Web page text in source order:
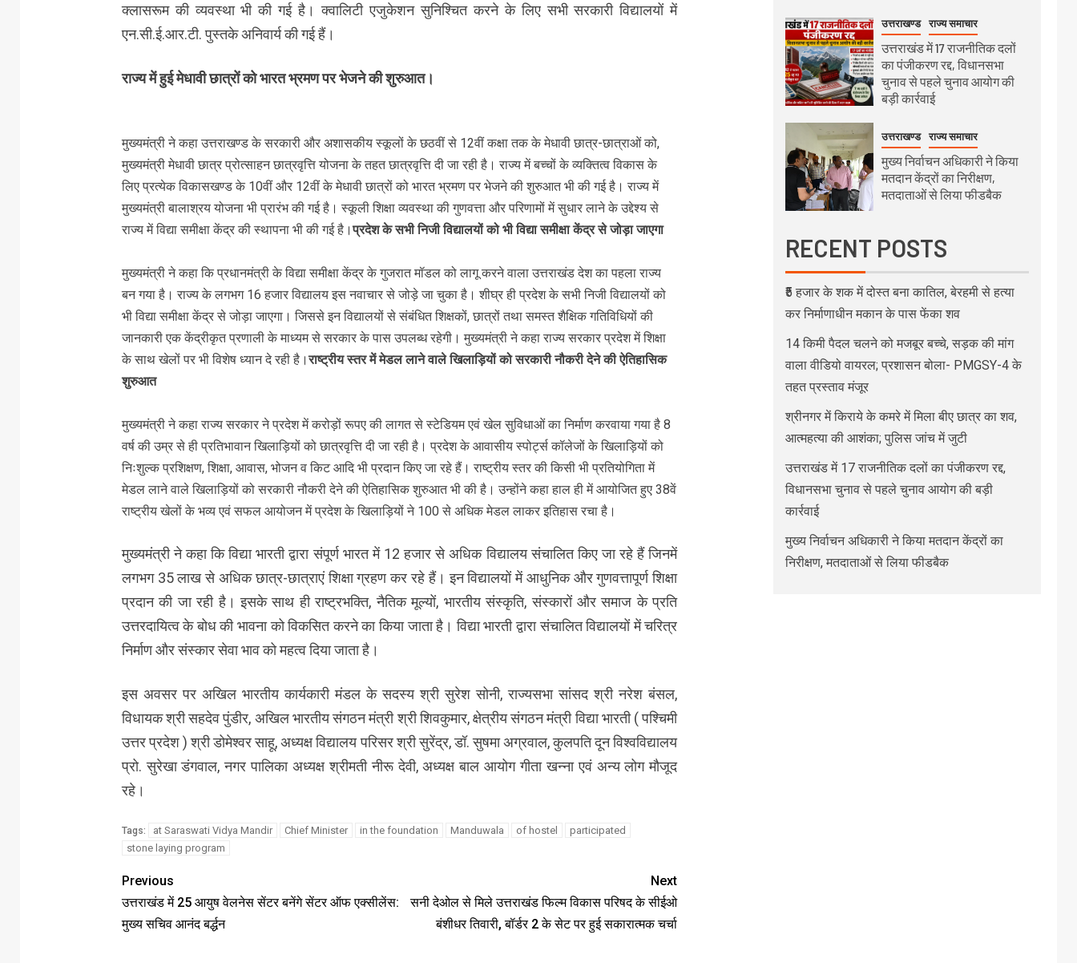
क्लासरूम की व्यवस्था भी की गई है। क्वालिटी एजुकेशन सुनिश्चित करने के लिए सभी सरकारी विद्यालयों में
एन.सी.ई.आर.टी. पुस्तके अनिवार्य की गई हैं।
राज्य में हुई मेधावी छात्रों को भारत भ्रमण पर भेजने की शुरुआत।
मुख्यमंत्री ने कहा उत्तराखण्ड के सरकारी और अशासकीय स्कूलों के छठवीं से 12वीं कक्षा तक के मेधावी छात्र-छात्राओं को,
मुख्यमंत्री मेधावी छात्र प्रोत्साहन छात्रवृत्ति योजना के तहत छात्रवृत्ति दी जा रही है। राज्य में बच्चों के व्यक्तित्व विकास के
लिए प्रत्येक विकासखण्ड के 10वीं और 12वीं के मेधावी छात्रों को भारत भ्रमण पर भेजने की शुरुआत भी की गई है। राज्य में
मुख्यमंत्री बालाश्रय योजना भी प्रारंभ की गई है। स्कूली शिक्षा व्यवस्था की गुणवत्ता और परिणामों में सुधार लाने के उद्देश्य से
राज्य में विद्या समीक्षा केंद्र की स्थापना भी की गई है।प्रदेश के सभी निजी विद्यालयों को भी विद्या समीक्षा केंद्र से जोड़ा जाएगा
मुख्यमंत्री ने कहा कि प्रधानमंत्री के विद्या समीक्षा केंद्र के गुजरात मॉडल को लागू करने वाला उत्तराखंड देश का पहला राज्य
बन गया है। राज्य के लगभग 16 हजार विद्यालय इस नवाचार से जोड़े जा चुका है। शीघ्र ही प्रदेश के सभी निजी विद्यालयों को
भी विद्या समीक्षा केंद्र से जोड़ा जाएगा। जिससे इन विद्यालयों से संबंधित शिक्षकों, छात्रों तथा समस्त शैक्षिक गतिविधियों की
जानकारी एक केंद्रीकृत प्रणाली के माध्यम से सरकार के पास उपलब्ध रहेगी। मुख्यमंत्री ने कहा राज्य सरकार प्रदेश में शिक्षा
के साथ खेलों पर भी विशेष ध्यान दे रही है।राष्ट्रीय स्तर में मेडल लाने वाले खिलाड़ियों को सरकारी नौकरी देने की ऐतिहासिक
शुरुआत
मुख्यमंत्री ने कहा राज्य सरकार ने प्रदेश में करोड़ों रूपए की लागत से स्टेडियम एवं खेल सुविधाओं का निर्माण करवाया गया है 8
वर्ष की उम्र से ही प्रतिभावान खिलाड़ियों को छात्रवृत्ति दी जा रही है। प्रदेश के आवासीय स्पोर्ट्स कॉलेजों के खिलाड़ियों को
निःशुल्क प्रशिक्षण, शिक्षा, आवास, भोजन व किट आदि भी प्रदान किए जा रहे हैं। राष्ट्रीय स्तर की किसी भी प्रतियोगिता में
मेडल लाने वाले खिलाड़ियों को सरकारी नौकरी देने की ऐतिहासिक शुरुआत भी की है। उन्होंने कहा हाल ही में आयोजित हुए 38वें
राष्ट्रीय खेलों के भव्य एवं सफल आयोजन में प्रदेश के खिलाड़ियों ने 100 से अधिक मेडल लाकर इतिहास रचा है।
मुख्यमंत्री ने कहा कि विद्या भारती द्वारा संपूर्ण भारत में 12 हजार से अधिक विद्यालय संचालित किए जा रहे हैं जिनमें
लगभग 35 लाख से अधिक छात्र-छात्राएं शिक्षा ग्रहण कर रहे हैं। इन विद्यालयों में आधुनिक और गुणवत्तापूर्ण शिक्षा
प्रदान की जा रही है। इसके साथ ही राष्ट्रभक्ति, नैतिक मूल्यों, भारतीय संस्कृति, संस्कारों और समाज के प्रति
उत्तरदायित्व के बोध की भावना को विकसित करने का किया जाता है। विद्या भारती द्वारा संचालित विद्यालयों में चरित्र
निर्माण और संस्कार सेवा भाव को महत्व दिया जाता है।
इस अवसर पर अखिल भारतीय कार्यकारी मंडल के सदस्य श्री सुरेश सोनी, राज्यसभा सांसद श्री नरेश बंसल,
विधायक श्री सहदेव पुंडीर, अखिल भारतीय संगठन मंत्री श्री शिवकुमार, क्षेत्रीय संगठन मंत्री विद्या भारती ( पश्चिमी
उत्तर प्रदेश ) श्री डोमेश्वर साहू, अध्यक्ष विद्यालय परिसर श्री सुरेंद्र, डॉ. सुषमा अग्रवाल, कुलपति दून विश्वविद्यालय
प्रो. सुरेखा डंगवाल, नगर पालिका अध्यक्ष श्रीमती नीरू देवी, अध्यक्ष बाल आयोग गीता खन्ना एवं अन्य लोग मौजूद
रहे।
Tags: at Saraswati Vidya Mandir Chief Minister in the foundation Manduwala of hostel
participated
stone laying program
Previous
उत्तराखंड में 25 आयुष वेलनेस सेंटर बनेंगे सेंटर ऑफ एक्सीलेंस:
मुख्य सचिव आनंद बर्द्धन
Next
सनी देओल से मिले उत्तराखंड फिल्म विकास परिषद के सीईओ
बंशीधर तिवारी, बॉर्डर 2 के सेट पर हुई सकारात्मक चर्चा
उत्तराखण्ड राज्य समाचार
उत्तराखंड में 17 राजनीतिक दलों
का पंजीकरण रद्द, विधानसभा
चुनाव से पहले चुनाव आयोग की
बड़ी कार्रवाई
उत्तराखण्ड राज्य समाचार
मुख्य निर्वाचन अधिकारी ने किया
मतदान केंद्रों का निरीक्षण,
मतदाताओं से लिया फीडबैक
RECENT POSTS
₹5 हजार के शक में दोस्त बना कातिल, बेरहमी से हत्या
कर निर्माणाधीन मकान के पास फेंका शव
14 किमी पैदल चलने को मजबूर बच्चे, सड़क की मांग
वाला वीडियो वायरल; प्रशासन बोला- PMGSY-4 के
तहत प्रस्ताव मंजूर
श्रीनगर में किराये के कमरे में मिला बीए छात्र का शव,
आत्महत्या की आशंका; पुलिस जांच में जुटी
उत्तराखंड में 17 राजनीतिक दलों का पंजीकरण रद्द,
विधानसभा चुनाव से पहले चुनाव आयोग की बड़ी
कार्रवाई
मुख्य निर्वाचन अधिकारी ने किया मतदान केंद्रों का
निरीक्षण, मतदाताओं से लिया फीडबैक